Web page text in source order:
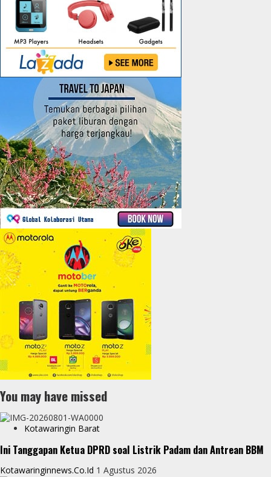
You may have missed
Kotawaringin Barat
Ini Tanggapan Ketua DPRD soal Listrik Padam dan Antrean BBM
Kotawaringinnews.co.id 1 Agustus 2026